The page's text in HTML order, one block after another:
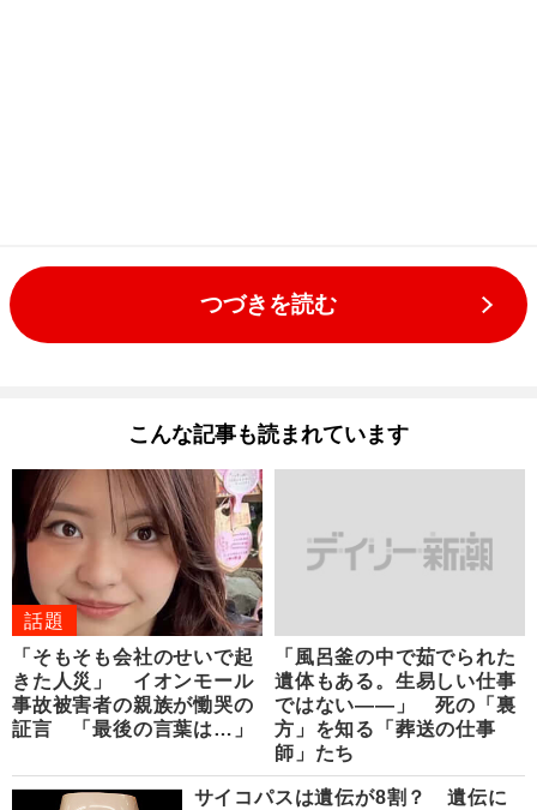
つづきを読む
こんな記事も読まれています
話題
「そもそも会社のせいで起
きた人災」 イオンモール
事故被害者の親族が慟哭の
証言 「最後の言葉は…」
「風呂釜の中で茹でられた
遺体もある。生易しい仕事
ではない――」 死の「裏
方」を知る「葬送の仕事
師」たち
サイコパスは遺伝が8割？ 遺伝に